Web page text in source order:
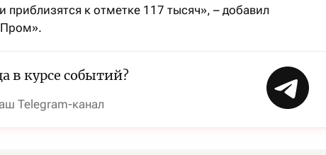
к отметке 117 тысяч», – добавил
в курсе событий?
Telegram-канал